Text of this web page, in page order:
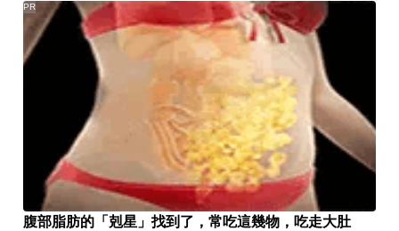
腹部脂肪的「剋星」找到了，常吃這幾物，吃走大肚
PR